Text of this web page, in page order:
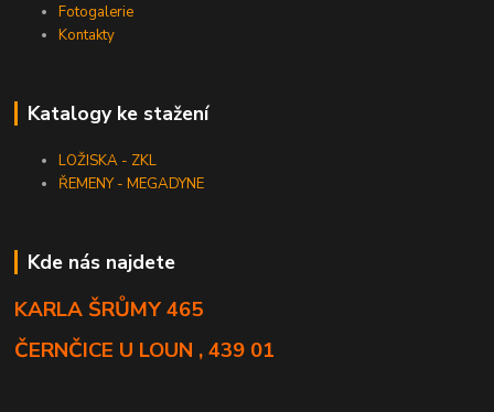
Fotogalerie
Kontakty
Katalogy ke stažení
LOŽISKA - ZKL
ŘEMENY - MEGADYNE
Kde nás najdete
KARLA ŠRŮMY 465
ČERNČICE U LOUN , 439 01